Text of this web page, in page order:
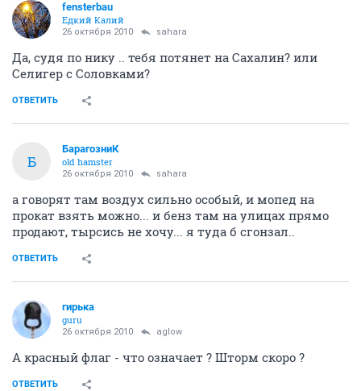
fensterbau
Едкий Калий
26 октября 2010 sahara
Да, судя по нику .. тебя потянет на Сахалин? или
Селигер с Соловками?
ОТВЕТИТЬ
Б
БарагозниК
old hamster
26 октября 2010 sahara
а говорят там воздух сильно особый, и мопед на
прокат взять можно... и бенз там на улицах прямо
продают, тырсись не хочу... я туда б сгонзал..
ОТВЕТИТЬ
гирька
guru
26 октября 2010 aglow
А красный флаг - что означает ? Шторм скоро ?
ОТВЕТИТЬ